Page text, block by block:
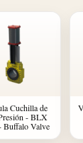
Cuchilla de
- BLX
Buffalo Valve